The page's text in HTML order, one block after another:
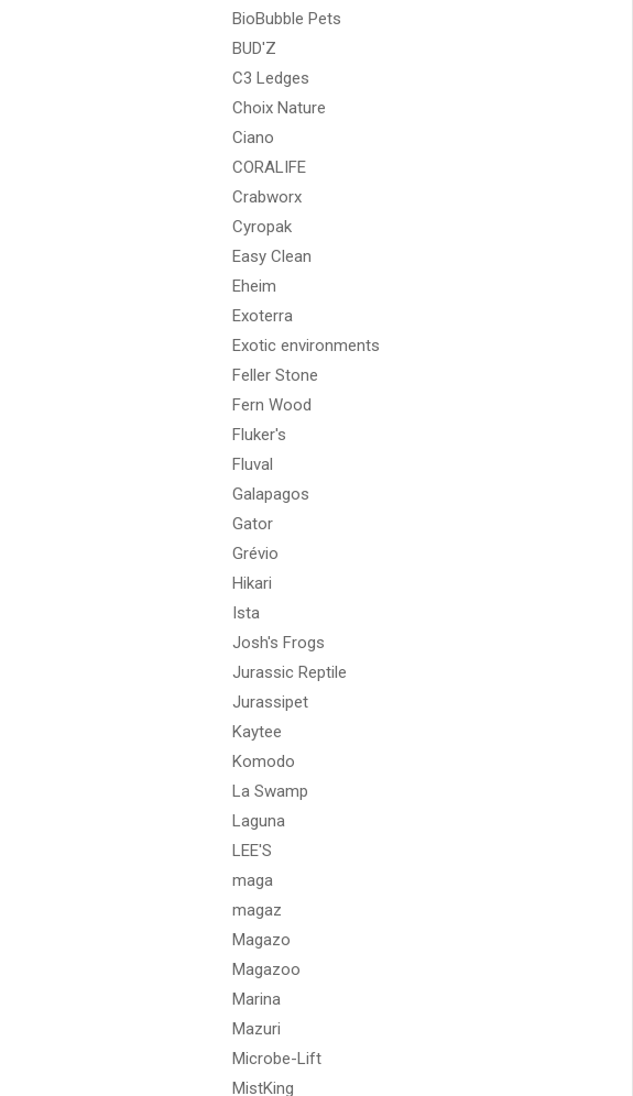
BioBubble Pets
BUD'Z
C3 Ledges
Choix Nature
Ciano
CORALIFE
Crabworx
Cyropak
Easy Clean
Eheim
Exoterra
Exotic environments
Feller Stone
Fern Wood
Fluker's
Fluval
Galapagos
Gator
Grévio
Hikari
Ista
Josh's Frogs
Jurassic Reptile
Jurassipet
Kaytee
Komodo
La Swamp
Laguna
LEE'S
maga
magaz
Magazo
Magazoo
Marina
Mazuri
Microbe-Lift
MistKing